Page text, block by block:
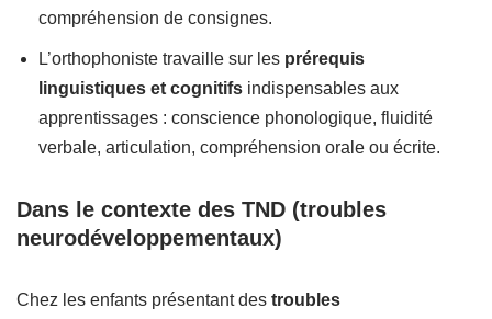
compréhension de consignes.
L’orthophoniste travaille sur les prérequis
linguistiques et cognitifs indispensables aux
apprentissages : conscience phonologique, fluidité
verbale, articulation, compréhension orale ou écrite.
Dans le contexte des TND (troubles
neurodéveloppementaux)
Chez les enfants présentant des troubles